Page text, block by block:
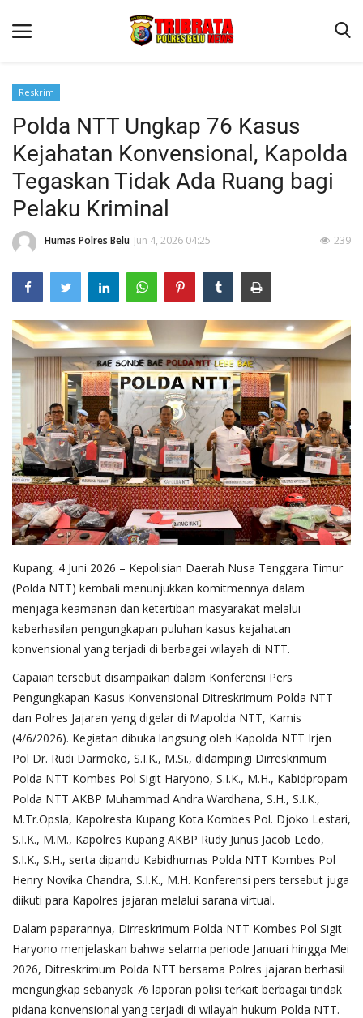
Beranda
Terms & Conditions
Reskrim
Binkam
Lantas
Polisi Kita
Mitra Polisi
Giat Ops
Reskrim
Polda NTT Ungkap 76 Kasus
Kejahatan Konvensional, Kapolda
Tegaskan Tidak Ada Ruang bagi
Pelaku Kriminal
Humas Polres Belu Jun 4, 2026 04:25 239
Kupang, 4 Juni 2026 – Kepolisian Daerah Nusa Tenggara Timur
(Polda NTT) kembali menunjukkan komitmennya dalam
menjaga keamanan dan ketertiban masyarakat melalui
keberhasilan pengungkapan puluhan kasus kejahatan
konvensional yang terjadi di berbagai wilayah di NTT.
Capaian tersebut disampaikan dalam Konferensi Pers
Pengungkapan Kasus Konvensional Ditreskrimum Polda NTT
dan Polres Jajaran yang digelar di Mapolda NTT, Kamis
(4/6/2026). Kegiatan dibuka langsung oleh Kapolda NTT Irjen
Pol Dr. Rudi Darmoko, S.I.K., M.Si., didampingi Dirreskrimum
Polda NTT Kombes Pol Sigit Haryono, S.I.K., M.H., Kabidpropam
Polda NTT AKBP Muhammad Andra Wardhana, S.H., S.I.K.,
M.Tr.Opsla, Kapolresta Kupang Kota Kombes Pol. Djoko Lestari,
S.I.K., M.M., Kapolres Kupang AKBP Rudy Junus Jacob Ledo,
S.I.K., S.H., serta dipandu Kabidhumas Polda NTT Kombes Pol
Henry Novika Chandra, S.I.K., M.H. Konferensi pers tersebut juga
diikuti para Kapolres jajaran melalui sarana virtual.
Dalam paparannya, Dirreskrimum Polda NTT Kombes Pol Sigit
Haryono menjelaskan bahwa selama periode Januari hingga Mei
2026, Ditreskrimum Polda NTT bersama Polres jajaran berhasil
mengungkap sebanyak 76 laporan polisi terkait berbagai tindak
pidana konvensional yang terjadi di wilayah hukum Polda NTT.